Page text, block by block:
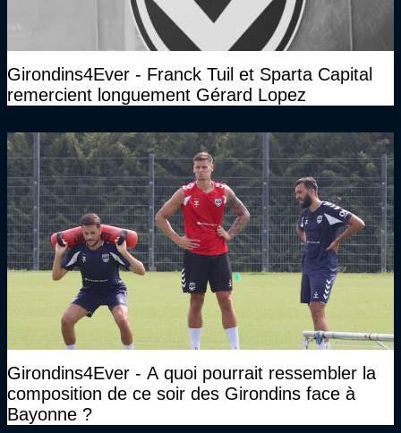
Girondins4Ever - Franck Tuil et Sparta Capital
remercient longuement Gérard Lopez
Girondins4Ever - A quoi pourrait ressembler la
composition de ce soir des Girondins face à
Bayonne ?